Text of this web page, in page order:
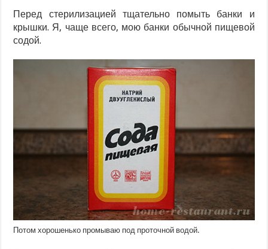
Перед стерилизацией тщательно помыть банки и
крышки. Я, чаще всего, мою банки обычной пищевой
содой.
Потом хорошенько промываю под проточной водой.